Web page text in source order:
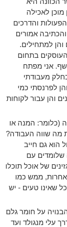
לאכילה
והדרכים
אמורים
והן למתחילים.
בתחום
אני מפתח
מעבודתי
לפרנסתי כמי
והן עבור לקוחות
(כלומר: המנה או
מה שווה העבודה?
הוא גם חייב
שלומדים עם
של אוכל תוכלו
ממש כמו
שאינו טעים - יש
על חומר גלם
עלי מנגולד ועד